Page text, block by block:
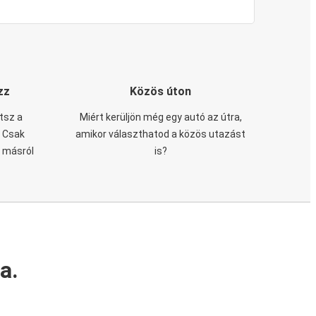
a
Közös úton
Miért kerüljön még egy autó az útra,
amikor választhatod a közös utazást
is?